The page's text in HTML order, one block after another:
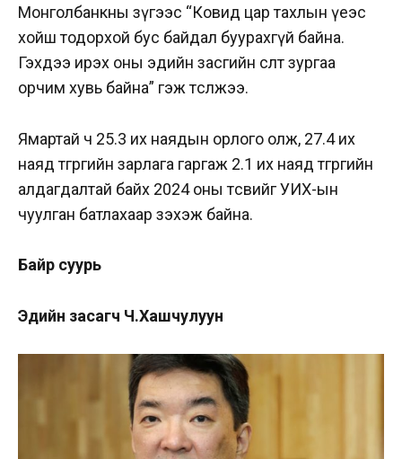
Монголбанкны зүгээс “Ковид цар тахлын үеэс
хойш тодорхой бус байдал буурахгүй байна.
Гэхдээ ирэх оны эдийн засгийн өсөлт зургаа
орчим хувь байна” гэж төсөөлжээ.
Ямартай ч 25.3 их наядын орлого олж, 27.4 их
наяд төгрөгийн зарлага гаргаж 2.1 их наяд төгрөгийн
алдагдалтай байх 2024 оны төсвийг УИХ-ын
чуулган батлахаар зэхэж байна.
Байр суурь
Эдийн засагч Ч.Хашчулуун